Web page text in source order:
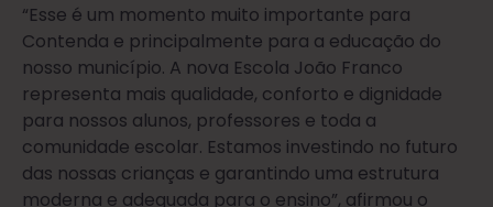
“Esse é um momento muito importante para
Contenda e principalmente para a educação do
nosso município. A nova Escola João Franco
representa mais qualidade, conforto e dignidade
para nossos alunos, professores e toda a
comunidade escolar. Estamos investindo no futuro
das nossas crianças e garantindo uma estrutura
moderna e adequada para o ensino”, afirmou o